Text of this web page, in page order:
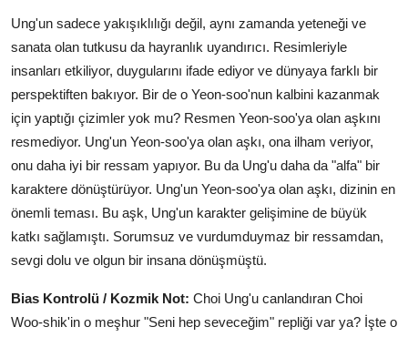
Ung'un sadece yakışıklılığı değil, aynı zamanda yeteneği ve
sanata olan tutkusu da hayranlık uyandırıcı. Resimleriyle
insanları etkiliyor, duygularını ifade ediyor ve dünyaya farklı bir
perspektiften bakıyor. Bir de o Yeon-soo'nun kalbini kazanmak
için yaptığı çizimler yok mu? Resmen Yeon-soo'ya olan aşkını
resmediyor. Ung'un Yeon-soo'ya olan aşkı, ona ilham veriyor,
onu daha iyi bir ressam yapıyor. Bu da Ung'u daha da "alfa" bir
karaktere dönüştürüyor. Ung'un Yeon-soo'ya olan aşkı, dizinin en
önemli teması. Bu aşk, Ung'un karakter gelişimine de büyük
katkı sağlamıştı. Sorumsuz ve vurdumduymaz bir ressamdan,
sevgi dolu ve olgun bir insana dönüşmüştü.
Bias Kontrolü / Kozmik Not: Choi Ung'u canlandıran Choi
Woo-shik'in o meşhur "Seni hep seveceğim" repliği var ya? İşte o